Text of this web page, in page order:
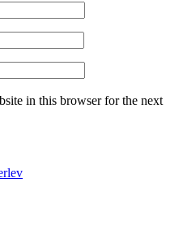
in this browser for the next